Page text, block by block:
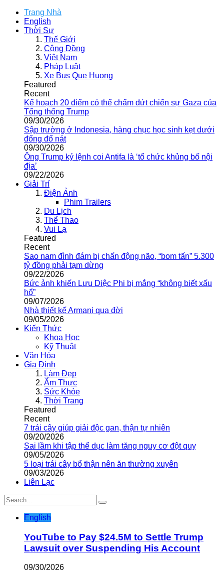
Trang Nhà
English
Thời Sự
Thế Giới
Cộng Đồng
Việt Nam
Pháp Luật
Xe Bus Que Huong
Featured
Recent
Kế hoạch 20 điểm có thể chấm dứt chiến sự Gaza của
Tổng thống Trump
09/30/2026
Sập trường ở Indonesia, hàng chục học sinh kẹt dưới
đống đổ nát
09/30/2026
Ông Trump ký lệnh coi Antifa là ‘tổ chức khủng bố nội
địa’
09/22/2026
Giải Trí
Điện Ảnh
Phim Trailers
Du Lịch
Thể Thao
Vui Lạ
Featured
Recent
Sao nam đình đám bị chấn động não, “bom tấn” 5.300
tỷ đồng phải tạm dừng
09/22/2026
Bức ảnh khiến Lưu Diệc Phi bị mắng “không biết xấu
hổ”
09/07/2026
Nhà thiết kế Armani qua đời
09/05/2026
Kiến Thức
Khoa Học
Kỹ Thuật
Văn Hóa
Gia Đình
Làm Đẹp
Ẩm Thực
Sức Khỏe
Thời Trang
Featured
Recent
7 trái cây giúp giải độc gan, thận tự nhiên
09/20/2026
Sai lầm khi tập thể dục làm tăng nguy cơ đột quỵ
09/05/2026
5 loại trái cây bổ thận nên ăn thường xuyên
09/03/2026
Liên Lạc
English
YouTube to Pay $24.5M to Settle Trump
Lawsuit over Suspending His Account
09/30/2026